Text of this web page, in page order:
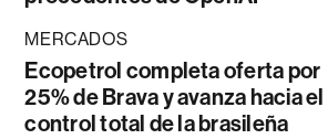
MERCADOS
Ecopetrol completa oferta por
25% de Brava y avanza hacia el
control total de la brasileña